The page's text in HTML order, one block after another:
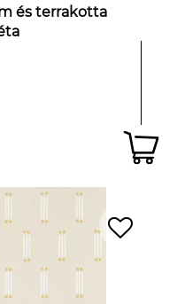
és terrakotta